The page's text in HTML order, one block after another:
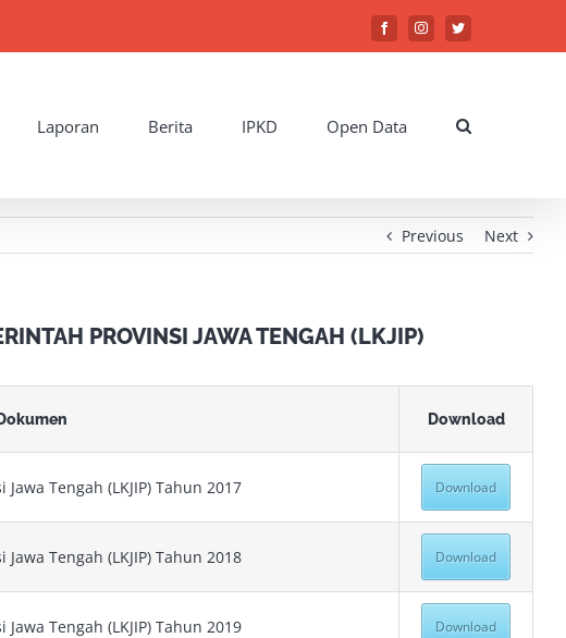
FacebookInstagramTwitter
Laporan Berita IPKD Open Data
Previous Next
PROVINSI JAWA TENGAH (LKJIP)
Dokumen Download
Tengah (LKJIP) Tahun 2017 Download
Tengah (LKJIP) Tahun 2018 Download
Tengah (LKJIP) Tahun 2019 Download